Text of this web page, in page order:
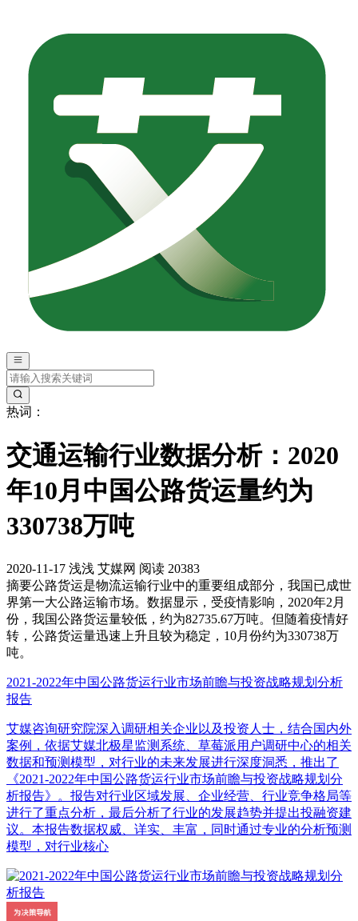
热词：
交通运输行业数据分析：2020
年10月中国公路货运量约为
330738万吨
2020-11-17 浅浅 艾媒网 阅读 20383
摘要公路货运是物流运输行业中的重要组成部分，我国已成世
界第一大公路运输市场。数据显示，受疫情影响，2020年2月
份，我国公路货运量较低，约为82735.67万吨。但随着疫情好
转，公路货运量迅速上升且较为稳定，10月份约为330738万
吨。
2021-2022年中国公路货运行业市场前瞻与投资战略规划分析
报告
艾媒咨询研究院深入调研相关企业以及投资人士，结合国内外
案例，依据艾媒北极星监测系统、草莓派用户调研中心的相关
数据和预测模型，对行业的未来发展进行深度洞悉，推出了
《2021-2022年中国公路货运行业市场前瞻与投资战略规划分
析报告》。报告对行业区域发展、企业经营、行业竞争格局等
进行了重点分析，最后分析了行业的发展趋势并提出投融资建
议。本报告数据权威、详实、丰富，同时通过专业的分析预测
模型，对行业核心